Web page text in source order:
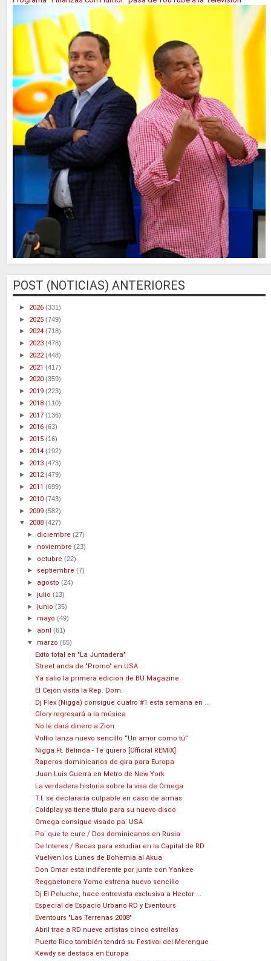
POST (NOTICIAS) ANTERIORES
► 2026 (331)
► 2025 (749)
► 2024 (718)
► 2023 (478)
► 2022(448)
► 2021 (417)
► 2020 (359)
► 2019 (223)
► 2018 (110)
► 2017 (136)
► 2016 (63)
► 2015 (16)
► 2014 (192)
► 2013 (473)
► 2012(479)
► 2011 (699)
► 2010 (743)
► 2009 (582)
▼ 2008 (427)
► diciembre(27)
► noviembre(23)
► octubre(22)
► septiembre(7)
► agosto(24)
►julio(13)
►junio(35)
► mayo(49)
► abril(61)
▼ marzo(65)
Exito total en "La Juntadera"
Street anda de "Promo" en USA
Ya salio la primera edicion de BU Magazine.
El Cejón visita la Rep. Dom.
Dj Flex (Nigga) consigue cuatro #1 esta semana en ...
Glory regresará a la música
No le dará dinero a Zion
Voltio lanza nuevo sencillo “Un amor como tú”
Nigga Ft. Belinda - Te quiero [Official REMIX]
Raperos dominicanos de gira para Europa
Juan Luis Guerra en Metro de New York
La verdadera historia sobre la visa de Omega
T.I. se declararía culpable en caso de armas
Coldplay ya tiene título para su nuevo disco
Omega consigue visado pa´ USA
Pa´ que te cure / Dos dominicanos en Rusia
De Interes / Becas para estudiar en la Capital de RD
Vuelven los Lunes de Bohemia al Akua
Don Omar esta indiferente por junte con Yankee
Reggaetonero Yomo estrena nuevo sencillo
Dj El Peluche, hace entrevista exclusiva a Hector ...
Especial de Espacio Urbano RD y Eventours
Eventours "Las Terrenas 2008"
Abril trae a RD nueve artistas cinco estrellas
Puerto Rico también tendrá su Festival del Merengue
Kewdy se destaca en Europa